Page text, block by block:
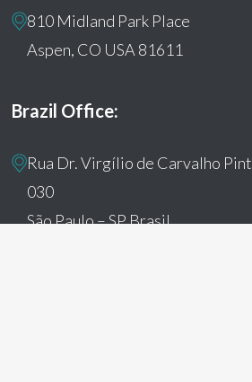
810 Midland Park Place
Aspen, CO USA 81611
Brazil Office:
Rua Dr. Virgílio de Carvalho
030
São Paulo – SP Brasil